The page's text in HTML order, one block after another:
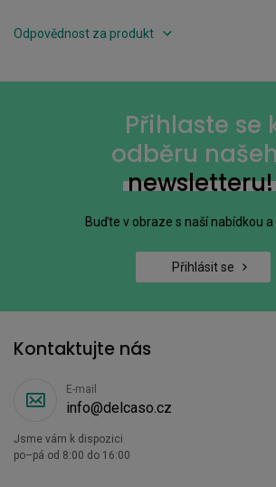
Odpovědnost za produkt
Přihlaste se
odběru
newsletteru!
Buďte v obraze s naší nabídkou a
Přihlásit se
Kontaktujte nás
E-mail
info@delcaso.cz
Jsme vám k dispozici
po–pá od 8:00 do 16:00